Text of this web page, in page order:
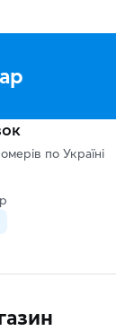
по Україні